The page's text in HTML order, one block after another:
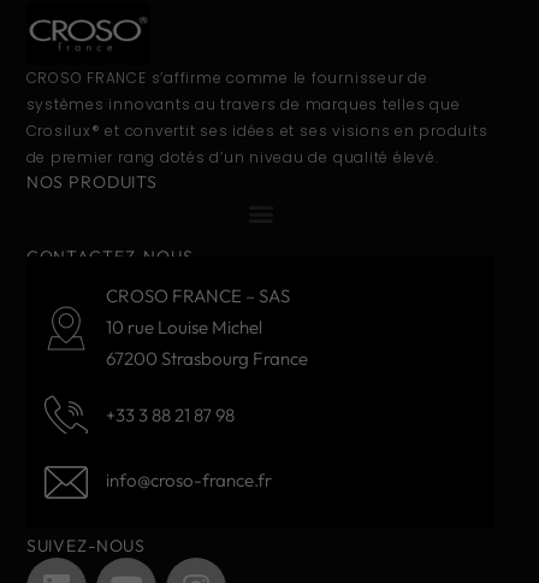
CROSO FRANCE s’affirme comme le fournisseur de
systèmes innovants au travers de marques telles que
Crosilux® et convertit ses idées et ses visions en produits
de premier rang dotés d’un niveau de qualité élevé.
NOS PRODUITS
CONTACTEZ-NOUS
CROSO FRANCE – SAS
10 rue Louise Michel
67200 Strasbourg France
+33 3 88 21 87 98
info@croso-france.fr
SUIVEZ-NOUS